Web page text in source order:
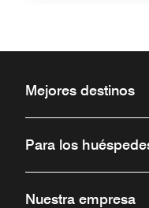
Mejores destinos
Para los
Nuestra empresa